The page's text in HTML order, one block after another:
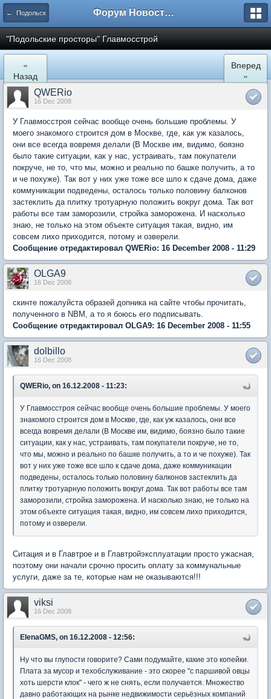
← Подольск Форум Новостройки
"Подольские просторы" Главмосстрой
«
Назад
Вперед
»
QWERio
16 Dec 2008
У Главмосстроя сейчас вообще очень большие проблемы. У
моего знакомого строится дом в Москве, где, как уж казалось,
они все всегда вовремя делали (В Москве им, видимо, боязно
было такие ситуации, как у нас, устраивать, там покупатели
покруче, не то, что мы, можно и реально по башке получить, а то
и че похуже). Так вот у них уже тоже все шло к сдаче дома, даже
коммуникации подведены, осталось только половину балконов
застеклить да плитку тротуарную положить вокруг дома. Так вот
работы все там заморозили, стройка заморожена. И насколько
знаю, не только на этом объекте ситуация такая, видно, им
совсем лихо приходится, потому и озверели.
Сообщение отредактировал QWERio: 16 December 2008 - 11:29
OLGA9
16 Dec 2008
скинте пожалуйста образей допника на сайте чтобы прочитать,
полученного в NBM, а то я боюсь его подписывать.
Сообщение отредактировал OLGA9: 16 December 2008 - 11:55
dolbillo
16 Dec 2008
QWERio, on 16.12.2008 - 11:23:
У Главмосстроя сейчас вообще очень большие проблемы. У моего
знакомого строится дом в Москве, где, как уж казалось, они все
всегда вовремя делали (В Москве им, видимо, боязно было такие
ситуации, как у нас, устраивать, там покупатели покруче, не то,
что мы, можно и реально по башке получить, а то и че похуже). Так
вот у них уже тоже все шло к сдаче дома, даже коммуникации
подведены, осталось только половину балконов застеклить да
плитку тротуарную положить вокруг дома. Так вот работы все там
заморозили, стройка заморожена. И насколько знаю, не только на
этом объекте ситуация такая, видно, им совсем лихо приходится,
потому и озверели.
Ситация и в Главтрое и в Главтройэксплуатации просто ужасная,
поэтому они начали срочно просить оплату за коммунальные
услуги, даже за те, которые нам не оказываются!!!
viksi
16 Dec 2008
ElenaGMS, on 16.12.2008 - 12:56:
Ну что вы глупости говорите? Сами подумайте, какие это копейки.
Плата за мусор и техобслуживание - это скорее "с паршивой овцы
хоть шерсти клок" - чего ж не снять, если получается. Множество
давно работающих на рынке недвижимости серьёзных компаний